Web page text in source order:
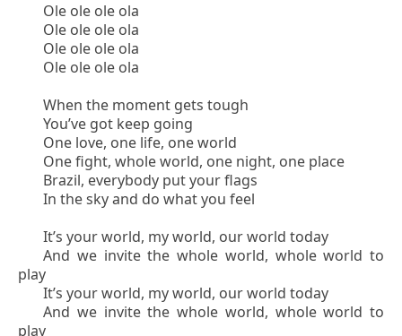
Ole ole ole ola
Ole ole ole ola
Ole ole ole ola
Ole ole ole ola
When the moment gets tough
You’ve got keep going
One love, one life, one world
One fight, whole world, one night, one place
Brazil, everybody put your flags
In the sky and do what you feel
It’s your world, my world, our world today
And we invite the whole world, whole world to
play
It’s your world, my world, our world today
And we invite the whole world, whole world to
play